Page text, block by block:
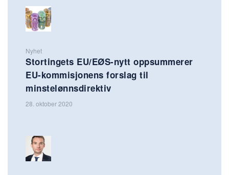
Nyhet
Stortingets EU/EØS-nytt oppsummerer
EU-kommisjonens forslag til
minstelønnsdirektiv
28. oktober 2020